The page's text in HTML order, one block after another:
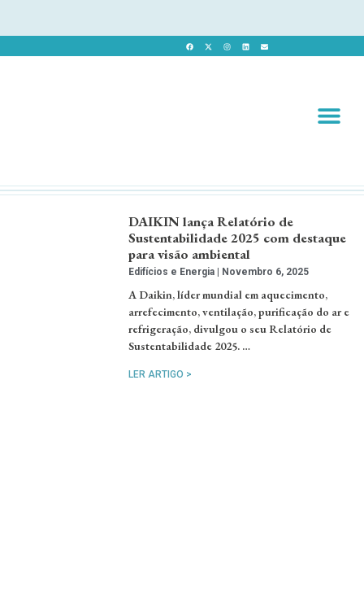
DAIKIN lança Relatório de
Sustentabilidade 2025 com destaque
para visão ambiental
Edifícios e Energia Novembro 6, 2025
A Daikin, líder mundial em aquecimento,
arrefecimento, ventilação, purificação do ar e
refrigeração, divulgou o seu Relatório de
Sustentabilidade 2025. …
LER ARTIGO >